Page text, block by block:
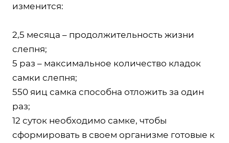
изменится:
2,5 месяца – продолжительность жизни
слепня;
5 раз – максимальное количество кладок
самки слепня;
550 яиц самка способна отложить за один
раз;
12 суток необходимо самке, чтобы
сформировать в своем организме готовые к